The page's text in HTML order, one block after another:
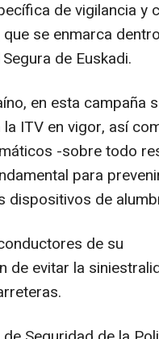
de vigilancia y
se enmarca
de Euskadi.
en esta campaña
ITV en vigor, así
-sobre todo
para
dispositivos de
de su
de evitar la